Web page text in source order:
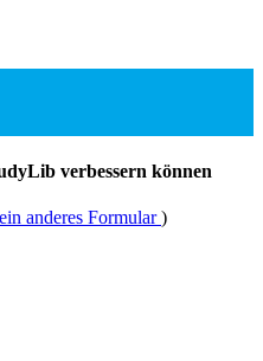
verbessern können
ein anderes Formular)